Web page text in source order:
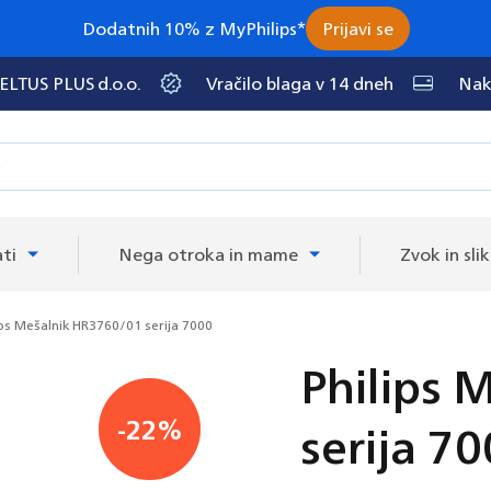
Dodatnih 10% z MyPhilips*
Prijavi se
PLUS d.o.o.
Vračilo blaga v 14 dneh
Nega otroka in mame Zvok in
Mešalnik HR3760/01 serija 7000
-22%
Philips
serija